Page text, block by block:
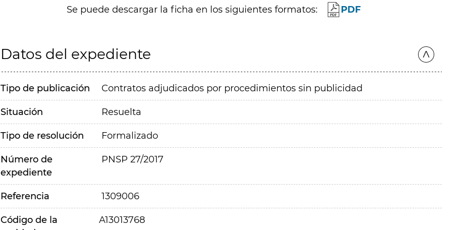
Se puede descargar la ficha en los siguientes formatos: PDF
Datos del expediente
Tipo de publicación Contratos adjudicados por procedimientos sin publicidad
Situación Resuelta
Tipo de resolución Formalizado
Número de
expediente
PNSP 27/2017
Referencia 1309006
Código de la
A13013768